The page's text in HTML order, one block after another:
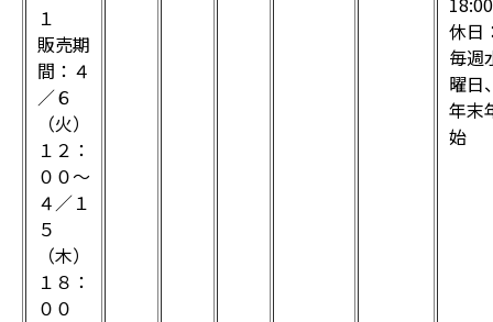
１
販売期
間：４
／６
（火）
１２：
００～
４／１
５
（木）
１８：
００
休日
毎週
曜日
年末
始